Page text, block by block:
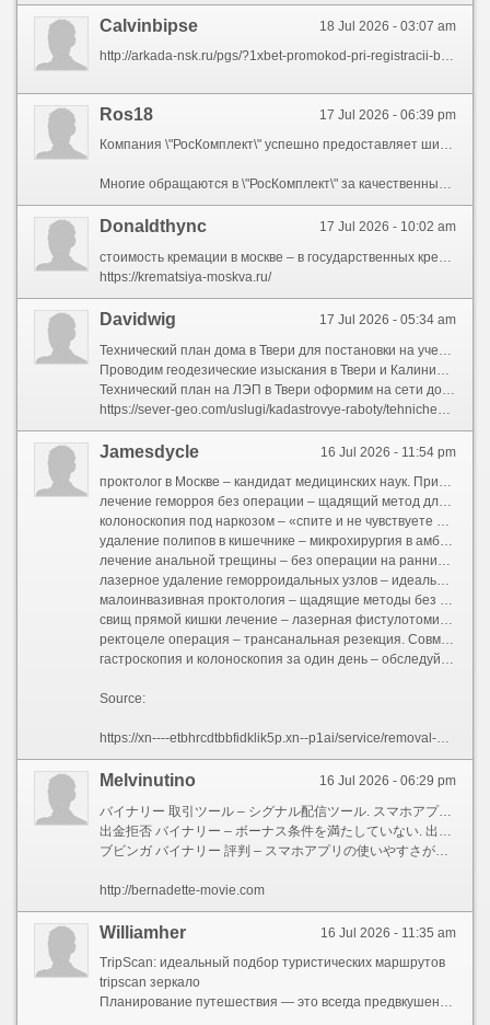
18 Jul 2026 - 03:07 am
Calvinbipse
http://arkada-nsk.ru/pgs/?1xbet-promokod-pri-registracii-besplatno.html
17 Jul 2026 - 06:39 pm
Ros18
Компания \"РосКомплект\" успешно предоставляет широкий ассортимент строительных материалов для частного и коммерческого строительства в Ижевске. Если вас интересует [url=https://ros18.ru/catalog/polikarbonat/]поликарбонат для навеса ижевск[/url] размещен каталог сотового и монолитного поликарбоната различных толщин и размеров от проверенных производителей. Материал подходит для создания теплиц, навесов, хозяйственных и декоративных конструкций, сочетая высокую прочность, небольшой вес и устойчивость к ультрафиолету. Также в ассортименте представлены профнастил, металлочерепицу, металлопрокат, утеплитель, фанеру, плиты OSB, фасадные материалы и другую востребованную продукцию. Большинство востребованных товаров постоянно находится в наличии, а сотрудники помогают выбрать материалы с учетом бюджета и требований проекта. Дополнительно доступны акции, специальные предложения, скидку на первый заказ и удобные способы оформления покупки.
Многие обращаются в \"РосКомплект\" за качественные материалы, оперативную обработку заказов и быструю доставку. \"РосКомплект\" работает как с частными клиентами, так и с организациями, выполняя поставки материалов для строительных объектов любой сложности. При необходимости специалисты помогут рассчитать объем материалов, проконсультируют и организуют доставку. Для удобства клиентов доступны удобные способы оплаты и покупка материалов в рассрочку. Сочетание широкого ассортимента и качественного обслуживания \"РосКомплект\" помогает быстро подобрать материалы для строительства и ремонта, обеспечивая выгодные условия покупки и высокое качество продукции.
17 Jul 2026 - 10:02 am
Donaldthync
стоимость кремации в москве – в государственных крематориях стандартный пакет с урной оценивается в 80–85 тысяч рублей . сравнительная таблица по действующим крематориям: Николо-Архангельский — 80–85 тысяч (стандарт с урной) , Хованский — примерно столько же (рост на 8–10 тысяч за 3 месяца) , Митинский — аналогичный уровень, уточнять на месте, Домодедовский «Каменный цветок» — частный, тарифы выше или сопоставимы с государственными. в комплексные тарифы обычно не входят: гроб (от 1,5 до 6 тысяч за картонный), урна (от 3 000), одежда для усопшего, лампады, кресты и другие принадлежности — их нужно закупать отдельно . закон позволяет получить государственное пособие на погребение (в Москве для неработавших — до 25–26 тысяч рублей)
https://krematsiya-moskva.ru/
17 Jul 2026 - 05:34 am
Davidwig
Проводим геодезические изыскания в Твери и Калининском районе. Цена от 7 000 ? для подземных коммуникаций.
Технический план на ЛЭП в Твери оформим на сети до 1 квартала. Укажем охранную зону. Цена за 1 км трассы.
https://sever-geo.com/uslugi/kadastrovye-raboty/tehnicheskij-plan-na-dom/
16 Jul 2026 - 11:54 pm
Jamesdycle
проктолог в Москве – кандидат медицинских наук. Прием в ЦАО. Даем второе мнение. Возврат налога за лечение.
лечение геморроя без операции – щадящий метод для офисных работников. Лигирование латексными кольцами. Без больничного. Стоимость от 7000 ? за узел.
колоноскопия под наркозом – «спите и не чувствуете ничего». Внутривная седация. Биопсия без ощущений. Скидка на гастроскопию в тот же день.
удаление полипов в кишечнике – микрохирургия в амбулаторных условиях. Гистология обязательна. Множественные полипы – поэтапно. Заключение от профессора.
лечение анальной трещины – без операции на ранних стадиях. Проводим ботулинотерапию. Заживление за 7 дней. Осмотр и УЗИ в подарок.
лазерное удаление геморроидальных узлов – идеально для 2-3 стадии. Комбинированная лазерная техника. Можно сидеть сразу. Скидка при удалении 3+ узлов.
малоинвазивная проктология – щадящие методы без скальпеля. Лазерная и радиоволна. Лечим геморрой и трещины. Приём по ОМС с доплатой.
свищ прямой кишки лечение – лазерная фистулотомия. Сохраняем анальный жом. Без стомы и калоприёмника. Цена от 45000 ?.
ректоцеле операция – трансанальная резекция. Совмещаем с гинекологией при необходимости. Без разрезов на животе. Реабилитация 3 недели.
гастроскопия и колоноскопия за один день – обследуйте весь тракт за один визит. Сначала гастроскопия (5 минут). Цена от 15000 ? за обе. Расшифровка через час.
Source:
https://xn----etbhrcdtbbfidklik5p.xn--p1ai/service/removal-of-hemorrhoids/
16 Jul 2026 - 06:29 pm
Melvinutino
バイナリー 取引ツール – シグナル配信ツール. スマホアプリと連携. 過信しすぎないことが大事. リスク管理とセットで使う
出金拒否 バイナリー – ボーナス条件を満たしていない. 出金拒否は悪質業者のサイン. 出金条件を契約前に確認. 評判の良い業者を利用する
ブビンガ バイナリー 評判 – スマホアプリの使いやすさが好評. 出金実績も多く安心感あり. 出金に時間がかかるケースも. ブビンガは総合的に安定した業者
http://bernadette-movie.com
16 Jul 2026 - 11:35 am
Williamher
TripScan: идеальный подбор туристических маршрутов
tripscan зеркало
Планирование путешествия — это всегда предвкушение чуда, но на практике оно часто превращается в утомительный квест. Десятки открытых вкладок в браузере, бесконечные сравнения цен на отели и билеты, споры о том, какой музей посетить первым, а какой можно пропустить, страх упустить что-то по-настоящему важное — все это способно погасить энтузиазм еще до начала отпуска.